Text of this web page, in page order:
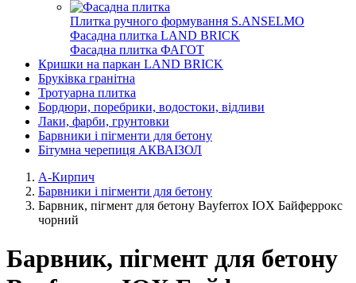
Плитка ручного формування S.ANSELMO
Фасадна плитка LAND BRICK
Фасадна плитка ФАГОТ
Кришки на паркан LAND BRICK
Бруківка гранітна
Тротуарна плитка
Бордюри, поребрики, водостоки, відливи
Лаки, фарби, грунтовки
Барвники і пігменти для бетону
Бітумна черепиця АКВАІЗОЛ
А-Кирпич
Барвники і пігменти для бетону
Барвник, пігмент для бетону Bayferrox IOX Байферрокс
чорний
Барвник, пігмент для бетону